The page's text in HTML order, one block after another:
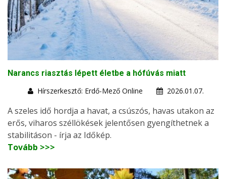
Narancs riasztás lépett életbe a hófúvás miatt
Hírszerkesztő: Erdő-Mező Online
2026.01.07.
A szeles idő hordja a havat, a csúszós, havas utakon az
erős, viharos széllökések jelentősen gyengíthetnek a
stabilitáson - írja az Időkép.
Tovább >>>